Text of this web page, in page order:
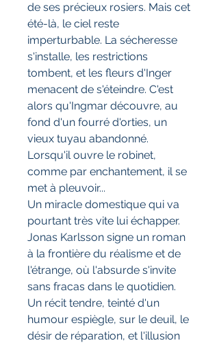
de ses précieux rosiers. Mais cet
été-là, le ciel reste
imperturbable. La sécheresse
s'installe, les restrictions
tombent, et les fleurs d'Inger
menacent de s'éteindre. C'est
alors qu'Ingmar découvre, au
fond d'un fourré d'orties, un
vieux tuyau abandonné.
Lorsqu'il ouvre le robinet,
comme par enchantement, il se
met à pleuvoir...
Un miracle domestique qui va
pourtant très vite lui échapper.
Jonas Karlsson signe un roman
à la frontière du réalisme et de
l'étrange, où l'absurde s'invite
sans fracas dans le quotidien.
Un récit tendre, teinté d'un
humour espiègle, sur le deuil, le
désir de réparation, et l'illusion